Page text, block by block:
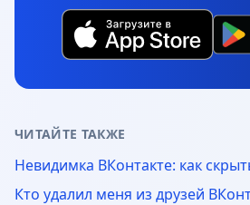
ЧИТАЙТЕ ТАКЖЕ
Невидимка ВКонтакте: как
Кто удалил меня из друзей